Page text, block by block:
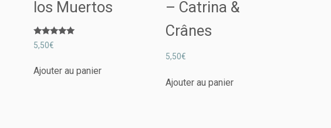
los Muertos
Note
5.00
5,50€
Ajouter au panier
– Catrina &
Crânes
5,50€
Ajouter au panier